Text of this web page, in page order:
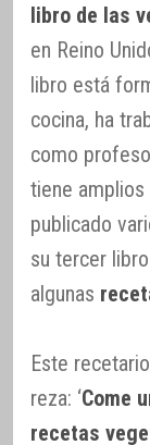
libro de las
en Reino
libro está
cocina, ha
como
tiene
publicado
su tercer
algunas
Este
reza: ‘Come
recetas